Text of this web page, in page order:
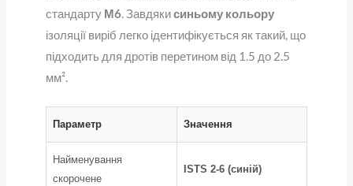
стандарту М6. Завдякисиньому кольору
ізоляції виріб легко ідентифікується як такий, що
підходить для дротів перетином від 1.5 до 2.5
мм².
Параметр Значення
Найменування
скорочене
ISTS 2-6 (синій)